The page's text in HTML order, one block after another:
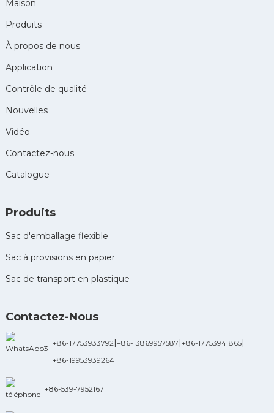
Maison
Produits
À propos de nous
Application
Contrôle de qualité
Nouvelles
Vidéo
Contactez-nous
Catalogue
Produits
Sac d'emballage flexible
Sac à provisions en papier
Sac de transport en plastique
Contactez-Nous
+86-17753933792| +86-13869957587 +86-17753941865|
+86-19953939264
+86-539-7952167